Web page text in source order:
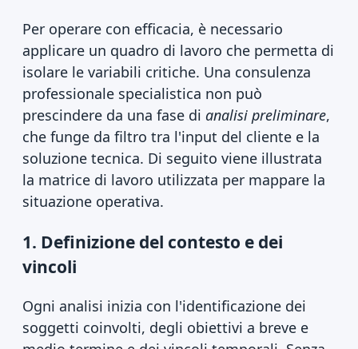
Per operare con efficacia, è necessario
applicare un quadro di lavoro che permetta di
isolare le variabili critiche. Una consulenza
professionale specialistica non può
prescindere da una fase di analisi preliminare,
che funge da filtro tra l'input del cliente e la
soluzione tecnica. Di seguito viene illustrata
la matrice di lavoro utilizzata per mappare la
situazione operativa.
1. Definizione del contesto e dei
vincoli
Ogni analisi inizia con l'identificazione dei
soggetti coinvolti, degli obiettivi a breve e